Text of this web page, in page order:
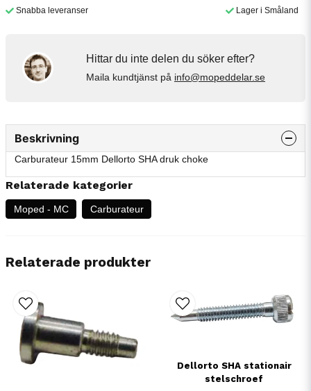
Snabba leveranser Lager i Småland
Hittar du inte delen du söker efter?
Maila kundtjänst på info@mopeddelar.se
Beskrivning
Carburateur 15mm Dellorto SHA druk choke
Relaterade kategorier
Moped - MC Carburateur
Relaterade produkter
Dellorto SHA stationair
stelschroef